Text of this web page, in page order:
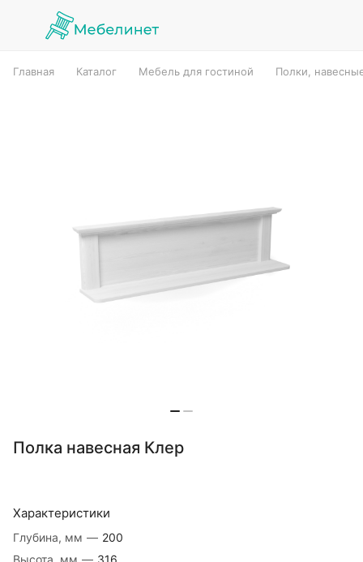
Главная Каталог Мебель для гостиной Полки,
Полка навесная Клер
Характеристики
Глубина, мм — 200